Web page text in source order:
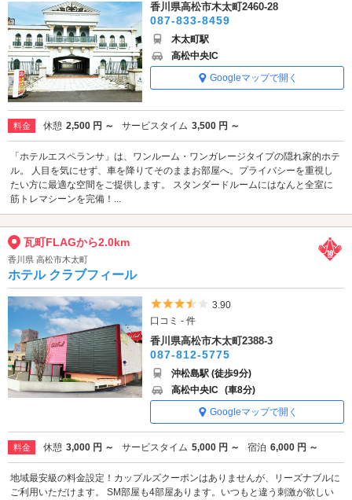
香川県高松市木太町2460-28
087-833-8459
木太町駅
高松中央IC
Googleマップで開く
料金 休憩 2,500 円 ～ サービスタイム 3,500 円 ～
「ホテルエスペランサ」は、ワンルーム・ワンガレージタイプの隠れ家的ホテ
ル。 人目を気にせず、車を降りてそのままお部屋へ。プライバシーを重視し
たい方に最適な空間をご提供します。 スタンダードルームにはなんと全室に
筋トレマシーンを完備！...
瓦町FLAGから2.0km
香川県 高松市木太町
ホテル クラブフィール
5つ星のうち3.5
3.90
口コミ - 件
香川県高松市木太町2388-3
087-812-5775
沖松島駅 (徒歩9分)
高松中央IC (車8分)
Googleマップで開く
料金 休憩 3,000 円 ～ サービスタイム 5,000 円 ～ 宿泊 6,000 円 ～
地域最安級の料金設定！カップルズクーポンはありませんが、リーズナブルに
ご利用いただけます。 SM部屋も4部屋あります。いつもと違う刺激が欲しい